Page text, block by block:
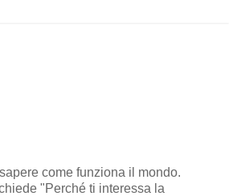
come funziona il mondo.
"Perché ti interessa la